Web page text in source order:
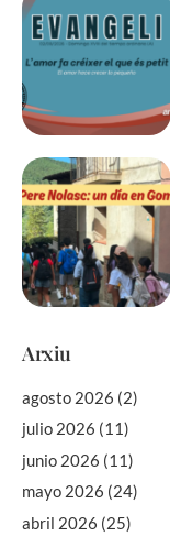
Arxiu
agosto 2026 (2)
julio 2026 (11)
junio 2026 (11)
mayo 2026 (24)
abril 2026 (25)